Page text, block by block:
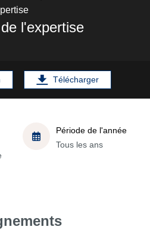
l'expertise
Télécharger
Période de l'année
Tous les ans